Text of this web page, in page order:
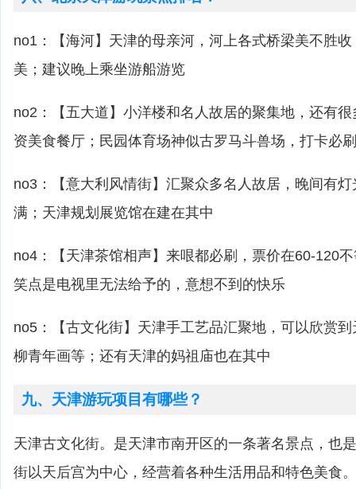
no1：【海河】天津的母亲河，河上各式桥梁美不胜
美；建议晚上乘坐游船游览
no2：【五大道】小洋楼和名人故居的聚集地，还有
资美食餐厅；民园体育场神似古罗马斗兽场，打卡必刷
no3：【意大利风情街】汇聚众多名人故居，晚间有
满；天津规划展览馆在建在其中
no4：【天津茶馆相声】来哏都必刷，票价在60-120
笑点是电视里无法给予的，意想不到的快乐
no5：【古文化街】天津手工艺品汇聚地，可以欣赏
柳青年画等；还有天津的妈祖庙也在其中
九、天津游玩项目有哪些？
天津古文化街。是天津市南开区的一条著名景点，也
街以天后宫为中心，经营着各种生活用品和特色美食